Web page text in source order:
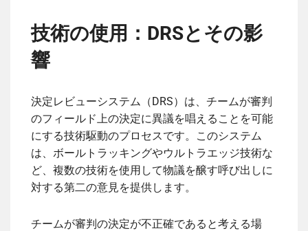
技術の使用：DRSとその影
響
決定レビューシステム（DRS）は、チームが審判
のフィールド上の決定に異議を唱えることを可能
にする技術駆動のプロセスです。このシステム
は、ボールトラッキングやウルトラエッジ技術な
ど、複数の技術を使用して物議を醸す呼び出しに
対する第二の意見を提供します。
チームが審判の決定が不正確であると考える場